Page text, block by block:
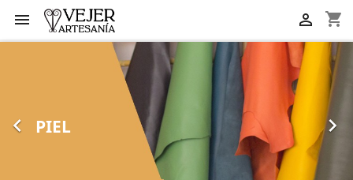
 shopping_cart

PIEL

Anterior
